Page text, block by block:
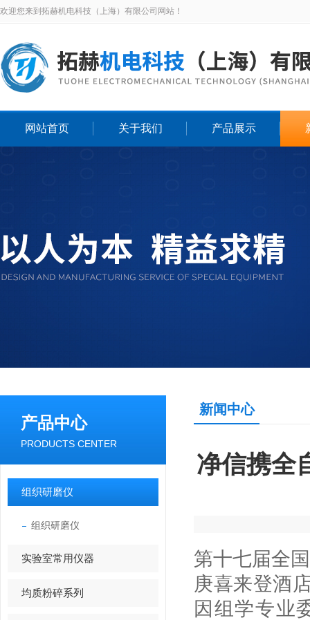
欢迎您来到拓赫机电科技（上海）有限公司网站！
网站首页 关于我们 产品展示
产品中心
PRODUCTS CENTER
组织研磨仪
组织研磨仪
实验室常用仪器
均质粉碎系列
新闻中心
净信携全
第十七届全
庚喜来登酒
因组学专业